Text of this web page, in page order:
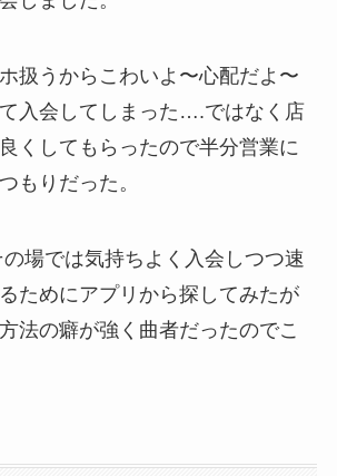
扱うからこわいよ〜心配だよ〜
入会してしまった….ではなく店
くしてもらったので半分営業に
もりだった。
場では気持ちよく入会しつつ速
ためにアプリから探してみたが
法の癖が強く曲者だったのでこ